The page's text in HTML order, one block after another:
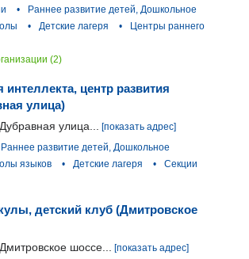
•
Раннее развитие детей, Дошкольное
• Детские лагеря •
Центры раннего
(2)
интеллекта, центр развития
улица)
Дубравная улица...
[показать адрес]
Раннее развитие детей, Дошкольное
языков • Детские лагеря •
Секции
детский клуб (Дмитровское
Дмитровское шоссе...
[показать адрес]